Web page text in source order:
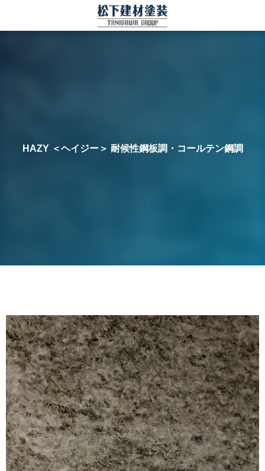
HAZY ＜ヘイジー＞ 耐候性鋼板調・コールテン鋼調